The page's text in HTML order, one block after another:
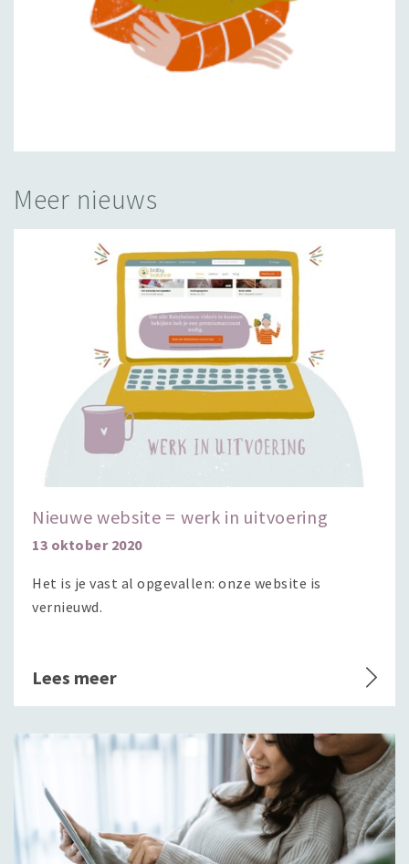
Meer nieuws
Nieuwe website = werk in uitvoering
13 oktober 2020
Het is je vast al opgevallen: onze website is
vernieuwd.
Lees meer